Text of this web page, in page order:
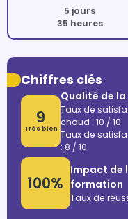
5 jours
35 heures
Chiffres clés
9
Très bien
Qualité de
Taux de
chaud : 10 / 10
Taux de
: 8 / 10
100%
Impact de
formation
Taux de